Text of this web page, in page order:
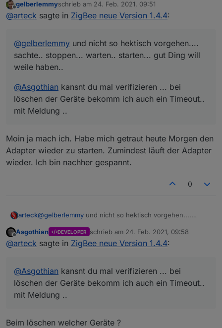
haben..
@Asgothiankansnt du mal verifizieren ... bei löschen
der Geräte bekomm ich auch ein Timeout.. mit Meldung
Offline
gelberlemmyschrieb am 24. Feb. 2021, 09:51
zuletzt editiert von
@arteck sagte in ZigBee neue Version 1.4.4:
@gelberlemmy und nicht so hektisch vorgehen....
sachte.. stoppen... warten.. starten... gut Ding will
weile haben..
@Asgothian kansnt du mal verifizieren ... bei
löschen der Geräte bekomm ich auch ein Timeout..
mit Meldung ..
Moin ja mach ich. Habe mich getraut heute Morgen den
Adapter wieder zu starten. Zumindest läuft der Adapter
wieder. Ich bin nachher gespannt.
0
arteck@gelberlemmy und nicht so hektisch vorgehen....
haben..
@Asgothiankansnt du mal verifizieren ... bei löschen
der Geräte bekomm ich auch ein Timeout.. mit Meldung
Offline
Asgothian DEVELOPER schrieb am 24. Feb. 2021, 09:58
zuletzt editiert von
@arteck sagte in ZigBee neue Version 1.4.4:
@Asgothian kansnt du mal verifizieren ... bei
löschen der Geräte bekomm ich auch ein Timeout..
mit Meldung ..
Beim löschen welcher Geräte ?